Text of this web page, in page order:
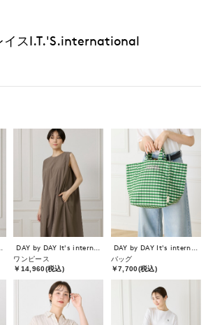
イスI.T.'S.international
ワンピース
￥14,960(税込)
バッグ
￥7,700(税込)